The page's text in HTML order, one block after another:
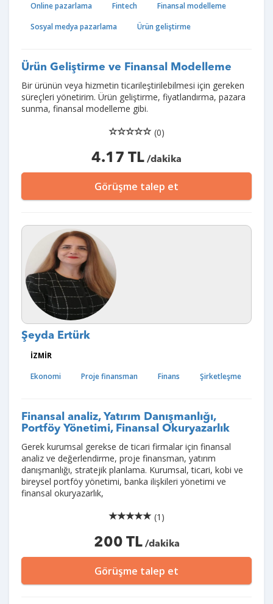
Online pazarlama
Fintech
Finansal modelleme
Sosyal medya pazarlama
Ürün geliştirme
Ürün Geliştirme ve Finansal Modelleme
Bir ürünün veya hizmetin ticarileştirilebilmesi için gereken
süreçleri yönetirim. Ürün geliştirme, fiyatlandırma, pazara
sunma, finansal modelleme gibi.
(0)
4.17 TL /dakika
Görüşme talep et
Şeyda Ertürk
İZMİR
Ekonomi
Proje finansman Finans Şirketleşme
Finansal analiz, Yatırım Danışmanlığı,
Portföy Yönetimi, Finansal Okuryazarlık
Gerek kurumsal gerekse de ticari firmalar için finansal
analiz ve değerlendirme, proje finansman, yatırım
danışmanlığı, stratejik planlama. Kurumsal, ticari, kobi ve
bireysel portföy yönetimi, banka ilişkileri yönetimi ve
finansal okuryazarlık,
(1)
200 TL/dakika
Görüşme talep et